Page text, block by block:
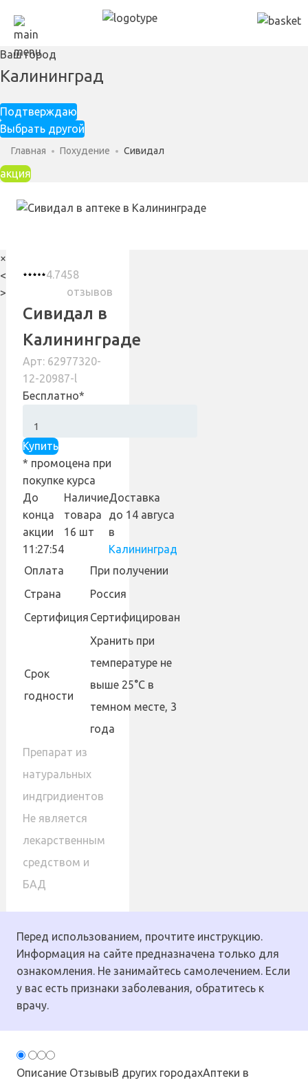
Ваш город
Калининград
Подтверждаю
Выбрать другой
Главная Похудение Сивидал
акция
×
<
>
4.7458
отзывов
Сивидал в
Калининграде
Арт: 62977320-
12-20987-l
Бесплатно*
Купить
* промоцена при
покупке курса
До
конца
акции
11:27:54
Наличие
товара
16 шт
Доставка
до 14 авгуса
в
Калининград
Оплата
При получении
Страна
Россия
Сертифиция Сертифицирован
Cрок
годности
Хранить при
температуре не
выше 25°С в
темном месте, 3
года
Препарат из
натуральных
индгридиентов
Не является
лекарственным
средством и
БАД
Перед использованием, прочтите инструкцию.
Информация на сайте предназначена только для
ознакомления. Не занимайтесь самолечением. Если
у вас есть признаки заболевания, обратитесь к
врачу.
Описание ОтзывыВ других городахАптеки в